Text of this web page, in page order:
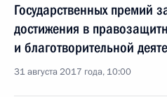
Государственных премий
достижения в
и благотворительной
31 августа 2017 года, 10:00